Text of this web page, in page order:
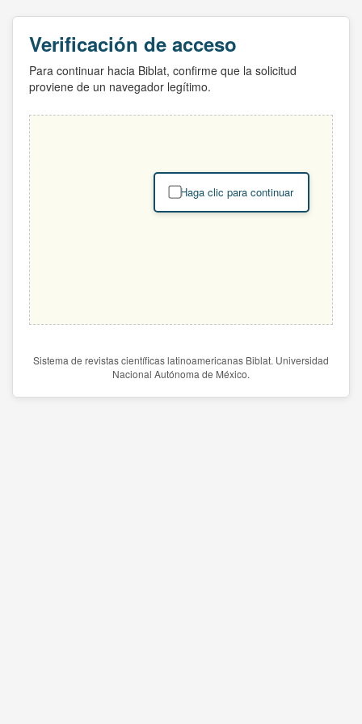
Verificación de acceso
Para continuar hacia Biblat, confirme que la solicitud
proviene de un navegador legítimo.
Haga clic para continuar
Sistema de revistas científicas latinoamericanas Biblat. Universidad
Nacional Autónoma de México.